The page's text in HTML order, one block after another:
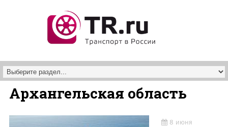
Архангельская область
8 июня